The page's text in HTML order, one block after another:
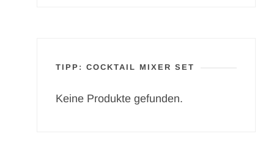
TIPP: COCKTAIL MIXER SET
Keine Produkte gefunden.